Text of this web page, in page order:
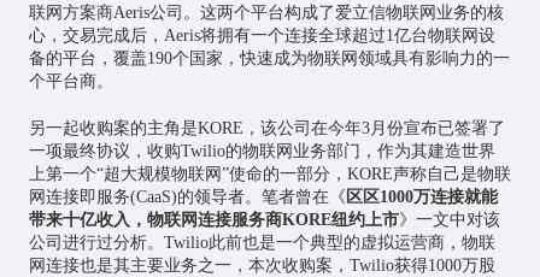
联网方案商Aeris公司。这两个平台构成了爱立信物联网业务的核
心，交易完成后，Aeris将拥有一个连接全球超过1亿台物联网设
备的平台，覆盖190个国家，快速成为物联网领域具有影响力的一
个平台商。
另一起收购案的主角是KORE，该公司在今年3月份宣布已签署了
一项最终协议，收购Twilio的物联网业务部门，作为其建造世界
上第一个“超大规模物联网”使命的一部分，KORE声称自己是物联
网连接即服务(CaaS)的领导者。笔者曾在《 区区1000万连接就能
带来十亿收入，物联网连接服务商KORE纽约上市》一文中对该
公司进行过分析。Twilio此前也是一个典型的虚拟运营商，物联
网连接也是其主要业务之一，本次收购案，Twilio获得1000万股